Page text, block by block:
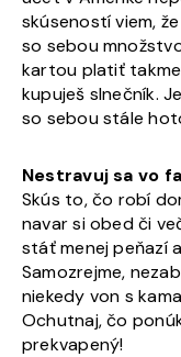
skúseností viem,
so sebou
kartou platiť
kupuješ slnečník.
so sebou stále
Nestravuj sa vo
Skús to, čo robí
navar si obed či
stáť menej peňazí
Samozrejme,
niekedy von s
Ochutnaj, čo
prekvapený!